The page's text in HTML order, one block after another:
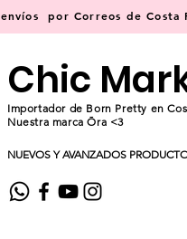
envíos por Correos de Costa
Chic
Importador de Born Pretty en
Nuestra marca Ōra <3
NUEVOS Y AVANZADOS